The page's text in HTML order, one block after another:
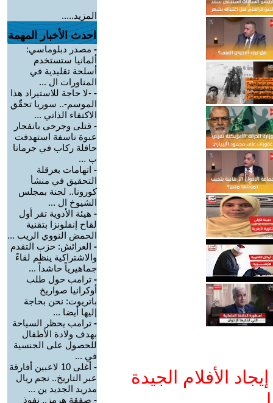
الأفلام الجيدة
المزيد.....
احدث الأخبار المهمة
- مصدر دبلوماسي:
ألمانيا ستستخدم
أسلحة تقليدية في
المناورات ال ...
- -لا حاجة للاستيراد هذا
الموسم-.. سوريا تحقّق
الاكتفاء الذاتي ...
- قتلى وجرحى بانفجار
عبوة ناسفة استهدفت
حافلة ركاب في جرمانا
ب ...
- اتهامات بعرقلة
التحقيق في منشأ
كورونا.. لجنة بمجلس
الشيوخ ال ...
- هيئة الأدوية تقر أول
لقاح إنفلونزا بتقنية
الحمض النووي الريب ...
- العرائش: حزب التقدم
والاشتراكية ينظم لقاءً
جماهيرياً حاشداً ...
- ترامب حول طلب
أوكرانيا صواريخ
باتريوت: نحن بحاجة
إليها أيضا ...
- ترامب يحظر السياحة
بهدف ولادة الأطفال
للحصول على الجنسية
في ...
-
أغلى 10 لاعبين أفارقة
عبر التاريخ.. نجم ريال
مدريد الجديد ين ...
- صفقة هرمز.. نفوذ